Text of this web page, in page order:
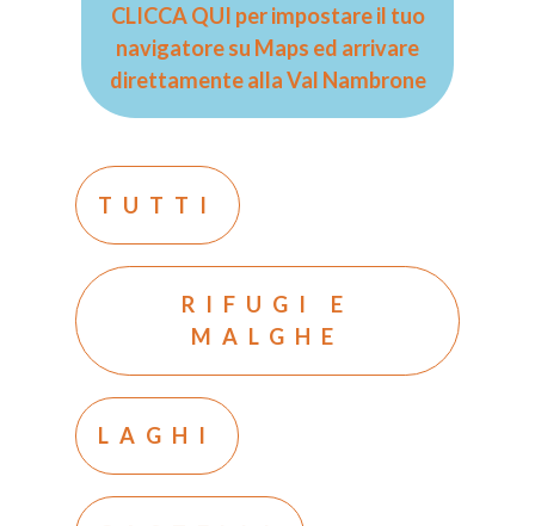
CLICCA QUI per impostare il tuo
navigatore su Maps ed arrivare
direttamente alla Val Nambrone
TUTTI
RIFUGI E
MALGHE
LAGHI